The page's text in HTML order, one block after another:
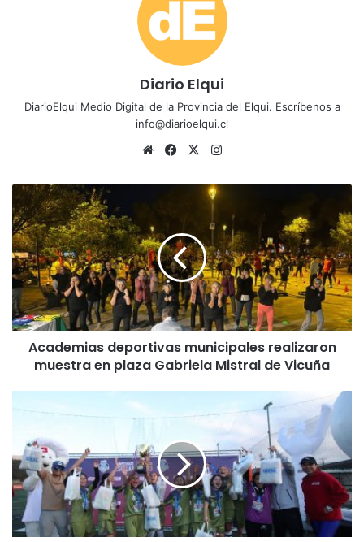
Diario Elqui
DiarioElqui Medio Digital de la Provincia del Elqui. Escríbenos a
info@diarioelqui.cl
Sitio
Facebook
X
Academias
deportivas
municipales
realizaron
muestra
en
plaza
Gabriela
Mistral
Vicuña
Academias deportivas municipales realizaron
muestra en plaza Gabriela Mistral de Vicuña
Gerónimo
Ganador
del
Futbolito
Ideal
2024
en